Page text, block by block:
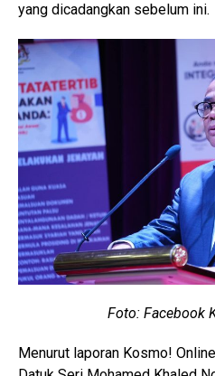
yang dicadangkan sebelum ini.
Foto: Facebook
Menurut laporan Kosmo!